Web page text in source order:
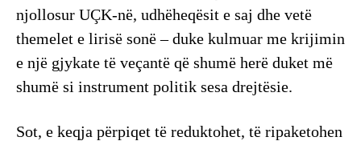
njollosur UÇK-në, udhëheqësit e saj dhe vetë
themelet e lirisë sonë – duke kulmuar me krijimin
e një gjykate të veçantë që shumë herë duket më
shumë si instrument politik sesa drejtësie.
Sot, e keqja përpiqet të reduktohet, të ripaketohen